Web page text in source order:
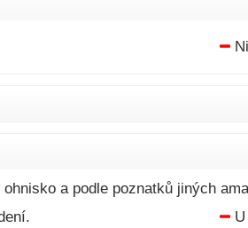
a podle poznatků jiných